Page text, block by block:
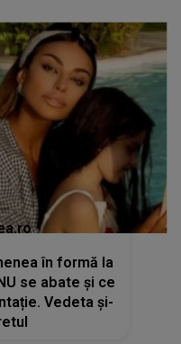
în formă la
se abate și ce
Vedeta și-